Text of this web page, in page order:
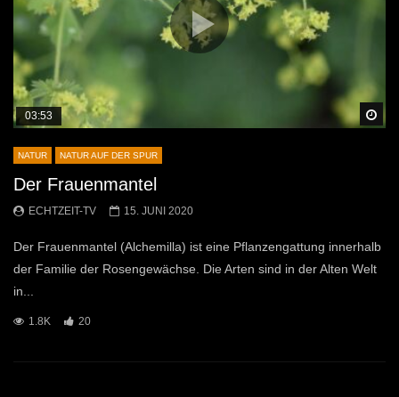
03:53
NATUR NATUR AUF DER SPUR
Der Frauenmantel
ECHTZEIT-TV 15. JUNI 2020
Der Frauenmantel (Alchemilla) ist eine Pflanzengattung innerhalb
der Familie der Rosengewächse. Die Arten sind in der Alten Welt
in...
1.8K 20